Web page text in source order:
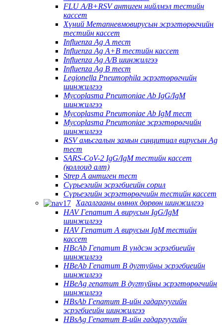
FLU A/B+RSV антиген нийлмэл тестийн
кассет
Хүний Метапневмовирусын эсрэгтөрөгчийн
тестийн кассет
Influenza Ag A тест
Influenza Ag A+B тестийн кассет
Influenza Ag A/B шинжилгээ
Influenza Ag B тест
Legionella Pneumophila эсрэгтөрөгчийн
шинжилгээ
Mycoplasma Pneumoniae Ab IgG/IgM
шинжилгээ
Mycoplasma Pneumoniae Ab IgM тест
Mycoplasma Pneumoniae эсрэгтөрөгчийн
шинжилгээ
RSV амьсгалын замын синцитиал вирусын Ag
тест
SARS-CoV-2 IgG/IgM тестийн кассет
(коллоид алт)
Strep A антиген тест
Сүрьеэгийн эсрэгбиеийн сорил
Сүрьеэгийн эсрэгтөрөгчийн тестийн кассет
Хагалгааны өмнөх дөрвөн шинжилгээ
HAV Гепатит А вирусын IgG/IgM
шинжилгээ
HAV Гепатит А вирусын IgM тестийн
кассет
HBcAb Гепатит В үндсэн эсрэгбиеийн
шинжилгээ
HBeAb Гепатит В дугтуйны эсрэгбиеийн
шинжилгээ
HBeAg гепатит В дугтуйны эсрэгтөрөгчийн
шинжилгээ
HBsAb Гепатит В-ийн гадаргуугийн
эсрэгбиеийн шинжилгээ
HBsAg Гепатит В-ийн гадаргуугийн